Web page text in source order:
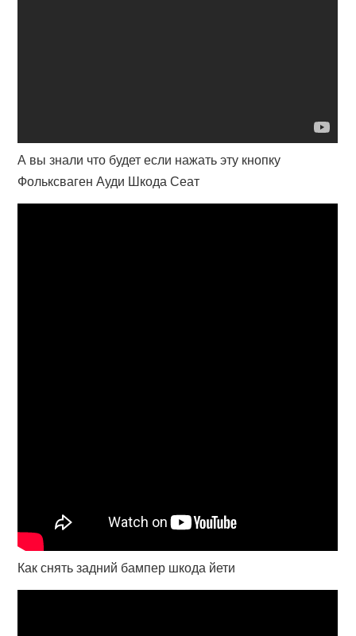
А вы знали что будет если нажать эту кнопку
Фольксваген Ауди Шкода Сеат
Как снять задний бампер шкода йети